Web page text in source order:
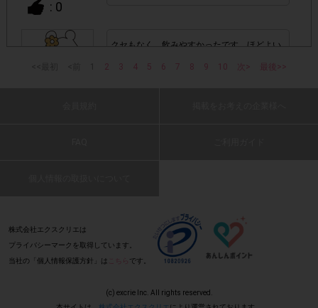
株式会社エクスクリエが運営する、レシートを活用したサ
の参加とさせていただいております。
・40㎝以上の長いレシートは必要事項が読み取れずポイン
ト付与対象外となる場合がございます。ご参加の際のレシー
トは40㎝以内を推奨いたします。
: 0
クセもなく、飲みやすかったです。ほどよい
: 0
デザインがかわいい。飲みやすかっま
2 3 4 5 6 7 8 9 10 次> 最後>>
株式会社エクスクリエは
プライバシーマークを取得しています。
当社の「個人情報保護方針」は
です。
(c) excrie Inc. All rights reserved.